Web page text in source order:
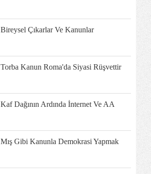
Bireysel Çıkarlar Ve Kanunlar
Torba Kanun Roma'da Siyasi Rüşvettir
Kaf Dağının Ardında İnternet Ve AA
Mış Gibi Kanunla Demokrasi Yapmak